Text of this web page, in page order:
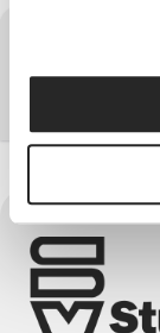
Kontakta SV